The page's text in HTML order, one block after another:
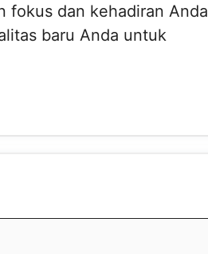
fokus dan kehadiran Anda
baru Anda untuk